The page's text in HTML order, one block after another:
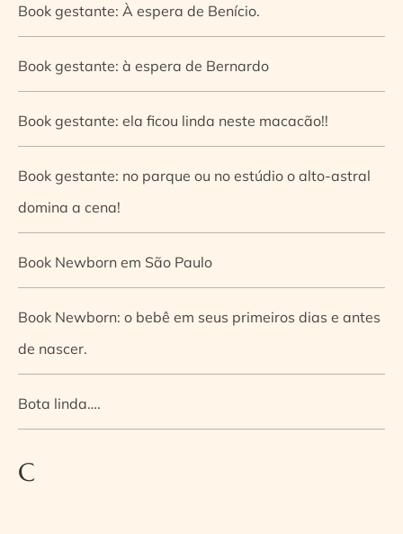
Book gestante: À espera de Benício.
Book gestante: à espera de Bernardo
Book gestante: ela ficou linda neste macacão!!
Book gestante: no parque ou no estúdio o alto-astral
domina a cena!
Book Newborn em São Paulo
Book Newborn: o bebê em seus primeiros dias e antes
de nascer.
Bota linda….
C